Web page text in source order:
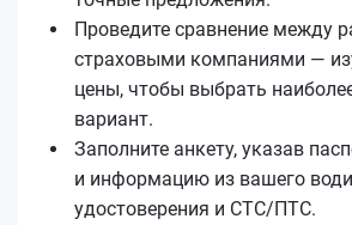
Проведите сравнение между
страховыми компаниями —
цены, чтобы выбрать
вариант.
Заполните анкету, указав
и информацию из вашего
удостоверения и СТС/ПТС.